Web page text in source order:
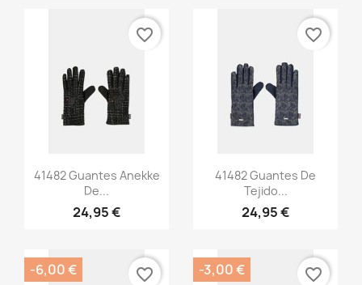
Vista rápida
41482 Guantes Anekke
De...
24,95 €
favorite_border
Vista rápida
41482 Guantes De
Tejido...
24,95 €
favorite_border
-6,00 € favorite_border -3,00 € favorite_border